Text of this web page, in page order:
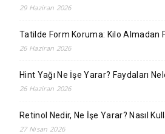
29 Haziran 2026
Tatilde Form Koruma: Kilo Almadan
26 Haziran 2026
Hint Yağı Ne İşe Yarar? Faydaları
26 Haziran 2026
Retinol Nedir, Ne İşe Yarar? Nasıl
27 Nisan 2026